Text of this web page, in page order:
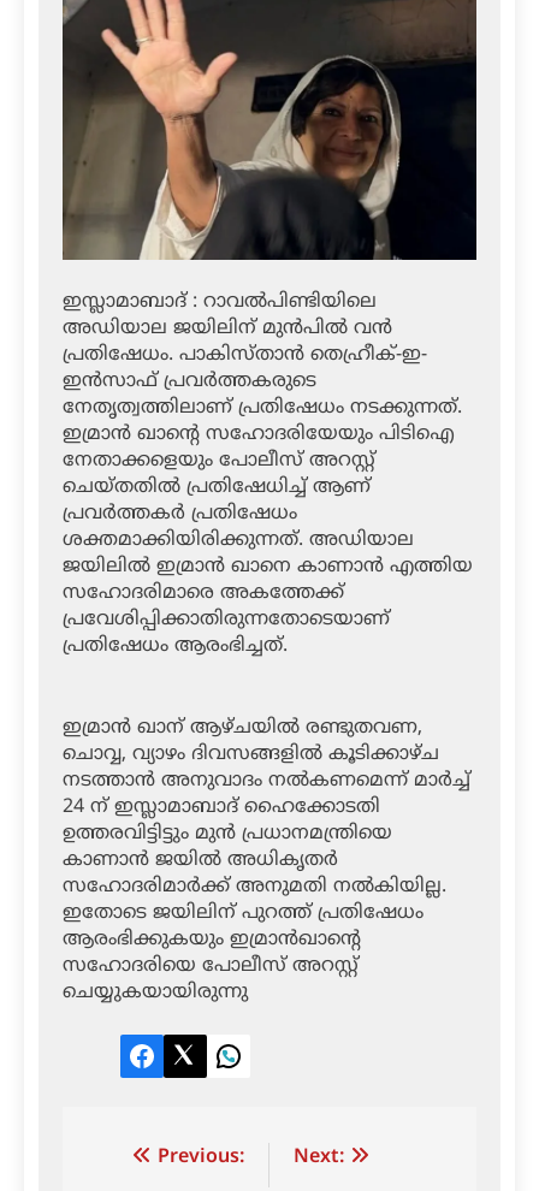
ഇസ്ലാമാബാദ് : റാവല്‍പിണ്ടിയിലെ
അഡിയാല ജയിലിന് മുന്‍പില്‍ വന്‍
പ്രതിഷേധം. പാകിസ്താന്‍ തെഹ്രീക്-ഇ-
ഇന്‍സാഫ് പ്രവര്‍ത്തകരുടെ
നേതൃത്വത്തിലാണ് പ്രതിഷേധം നടക്കുന്നത്.
ഇമ്രാന്‍ ഖാന്റെ സഹോദരിയേയും പിടിഐ
നേതാക്കളെയും പോലീസ് അറസ്റ്റ്
ചെയ്തതില്‍ പ്രതിഷേധിച്ച് ആണ്
പ്രവര്‍ത്തകര്‍ പ്രതിഷേധം
ശക്തമാക്കിയിരിക്കുന്നത്. അഡിയാല
ജയിലില്‍ ഇമ്രാന്‍ ഖാനെ കാണാന്‍ എത്തിയ
സഹോദരിമാരെ അകത്തേക്ക്
പ്രവേശിപ്പിക്കാതിരുന്നതോടെയാണ്
പ്രതിഷേധം ആരംഭിച്ചത്.
ഇമ്രാന്‍ ഖാന് ആഴ്ചയില്‍ രണ്ടുതവണ,
ചൊവ്വ, വ്യാഴം ദിവസങ്ങളില്‍ കൂടിക്കാഴ്ച
നടത്താന്‍ അനുവാദം നല്‍കണമെന്ന് മാര്‍ച്ച്
24 ന് ഇസ്ലാമാബാദ് ഹൈക്കോടതി
ഉത്തരവിട്ടിട്ടും മുന്‍ പ്രധാനമന്ത്രിയെ
കാണാന്‍ ജയില്‍ അധികൃതര്‍
സഹോദരിമാര്‍ക്ക് അനുമതി നല്‍കിയില്ല.
ഇതോടെ ജയിലിന് പുറത്ത് പ്രതിഷേധം
ആരംഭിക്കുകയും ഇമ്രാന്‍ഖാന്റെ
സഹോദരിയെ പോലീസ് അറസ്റ്റ്
ചെയ്യുകയായിരുന്നു
Facebook
TwitterLinkedIn
Post Previous: Next: